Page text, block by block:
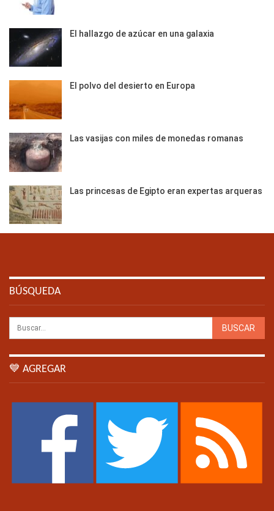
El hallazgo de azúcar en una galaxia
El polvo del desierto en Europa
Las vasijas con miles de monedas romanas
Las princesas de Egipto eran expertas arqueras
BÚSQUEDA
💙 AGREGAR